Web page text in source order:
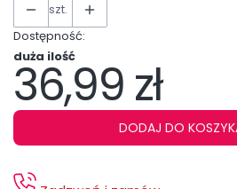
szt.
Dostępność:
duża ilość
Cena
36,99 zł
DODAJ DO